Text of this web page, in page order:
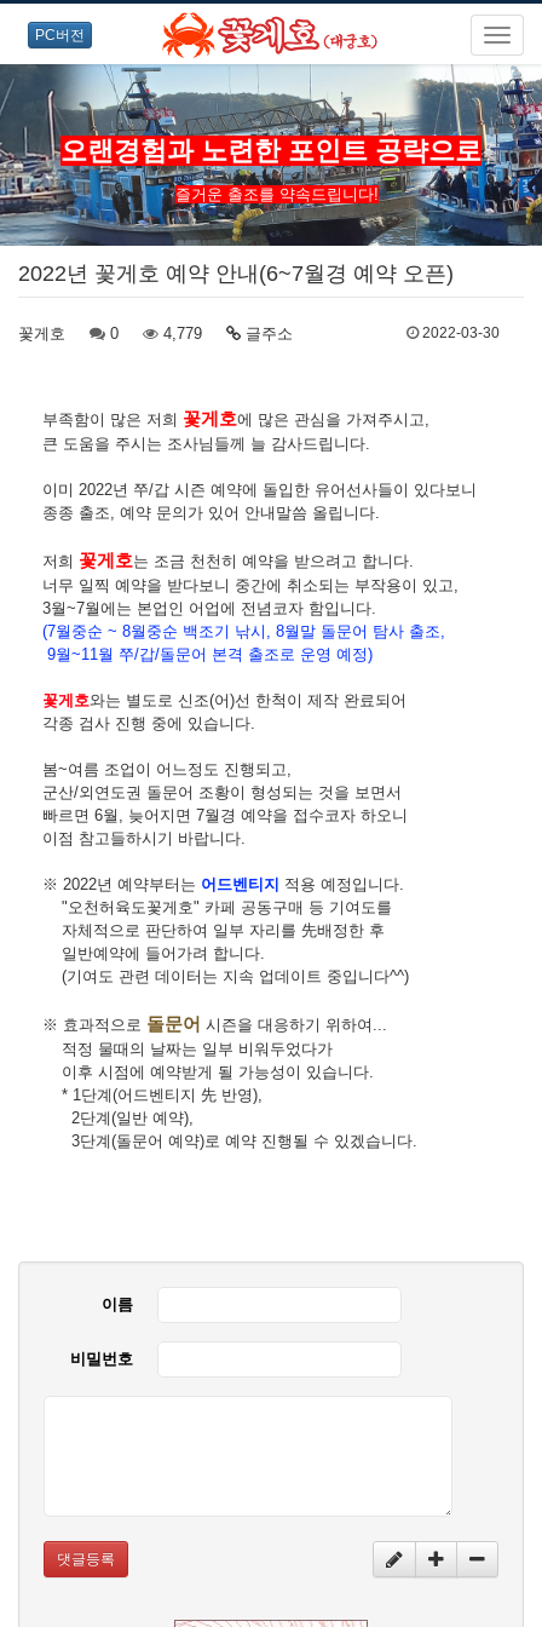
PC버전
오랜경험과 노련한 포인트 공략으로
즐거운 출조를 약속드립니다!
2022년 꽃게호 예약 안내(6~7월경 예약 오픈)
꽃게호 0 4,779 글주소 2022-03-30
부족함이 많은 저희 꽃게호에 많은 관심을 가져주시고,
큰 도움을 주시는 조사님들께 늘 감사드립니다.
이미 2022년 쭈/갑 시즌 예약에 돌입한 유어선사들이 있다보니
종종 출조, 예약 문의가 있어 안내말씀 올립니다.
저희 꽃게호는 조금 천천히 예약을 받으려고 합니다.
너무 일찍 예약을 받다보니 중간에 취소되는 부작용이 있고,
3월~7월에는 본업인 어업에 전념코자 함입니다.
(7월중순 ~ 8월중순 백조기 낚시, 8월말 돌문어 탐사 출조,
9월~11월 쭈/갑/돌문어 본격 출조로 운영 예정)
꽃게호와는 별도로 신조(어)선 한척이 제작 완료되어
각종 검사 진행 중에 있습니다.
봄~여름 조업이 어느정도 진행되고,
군산/외연도권 돌문어 조황이 형성되는 것을 보면서
빠르면 6월, 늦어지면 7월경 예약을 접수코자 하오니
이점 참고들하시기 바랍니다.
※ 2022년 예약부터는 어드벤티지 적용 예정입니다.
"오천허육도꽃게호" 카페 공동구매 등 기여도를
자체적으로 판단하여 일부 자리를 先배정한 후
일반예약에 들어가려 합니다.
(기여도 관련 데이터는 지속 업데이트 중입니다^^)
※ 효과적으로 돌문어 시즌을 대응하기 위하여...
적정 물때의 날짜는 일부 비워두었다가
이후 시점에 예약받게 될 가능성이 있습니다.
* 1단계(어드벤티지 先 반영),
2단계(일반 예약),
3단계(돌문어 예약)로 예약 진행될 수 있겠습니다.
이름
비밀번호
댓글등록